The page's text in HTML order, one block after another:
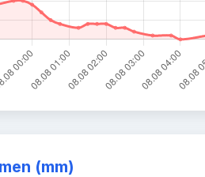
(mm)